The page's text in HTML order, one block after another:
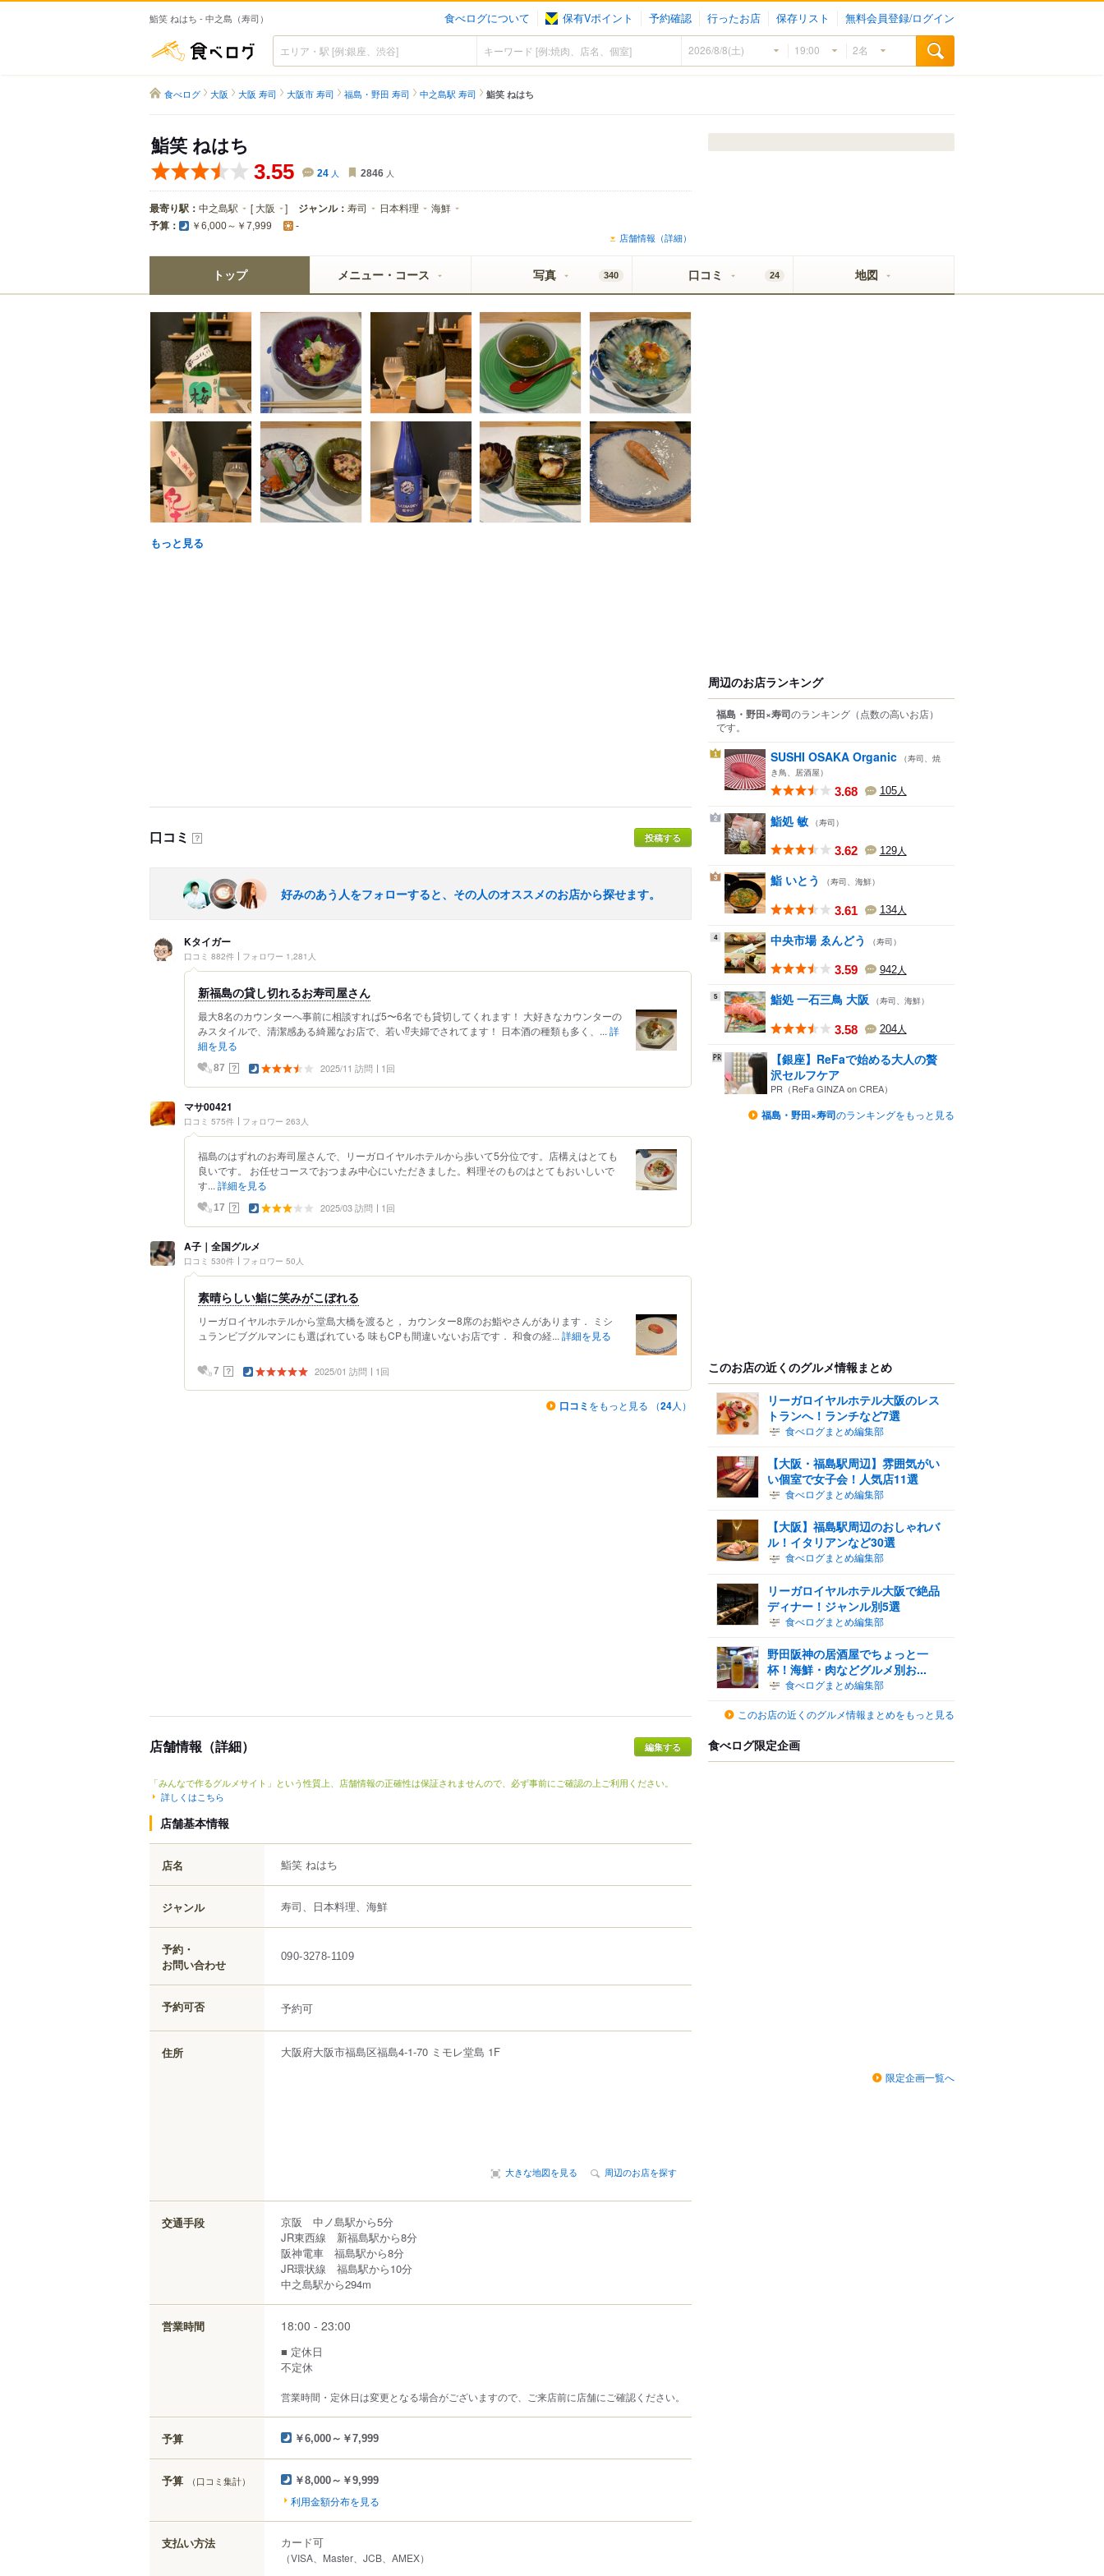
鮨笑 ねはち - 中之島（寿司） 食べログについて 保有Vポイント 予約確認 行ったお店 保存リスト 無料会員登録/ログイン
食べログ
食べログ 大阪 大阪 寿司 大阪市 寿司 福島・野田 寿司 中之島駅 寿司 鮨笑 ねはち
鮨笑 ねはち
3.55 24 人 2846 人
最寄り駅： 中之島駅 [ 大阪 ] ジャンル： 寿司 日本料理 海鮮
予算： ￥6,000～￥7,999 -
店舗情報（詳細）
トップ メニュー・コース 写真 340 口コミ 24 地図
もっと見る
口コミ ？ 投稿する
好みのあう人をフォローすると、その人のオススメのお店から探せます。
Kタイガー
口コミ 882件 フォロワー 1,281人
新福島の貸し切れるお寿司屋さん
最大8名のカウンターへ事前に相談すれば5〜6名でも貸切してくれます！ 大好きなカウンターの
みスタイルで、清潔感ある綺麗なお店で、若い⁉︎夫婦でされてます！ 日本酒の種類も多く、... 詳
細を見る
87 ？ 2025/11 訪問 1回
マサ00421
口コミ 575件 フォロワー 263人
福島のはずれのお寿司屋さんで、リーガロイヤルホテルから歩いて5分位です。店構えはとても
良いです。 お任せコースでおつまみ中心にいただきました。料理そのものはとてもおいしいで
す... 詳細を見る
17 ？ 2025/03 訪問 1回
A子｜全国グルメ
口コミ 530件 フォロワー 50人
素晴らしい鮨に笑みがこぼれる
リーガロイヤルホテルから堂島大橋を渡ると， カウンター8席のお鮨やさんがあります． ミシ
ュランビブグルマンにも選ばれている 味もCPも間違いないお店です． 和食の経... 詳細を見る
7 ？ 2025/01 訪問 1回
口コミ をもっと見る （24人）
店舗情報（詳細）
「みんなで作るグルメサイト」という性質上、店舗情報の正確性は保証されませんので、必ず事前にご確認の上ご利用ください。
詳しくはこちら
店舗基本情報
店名 鮨笑 ねはち
ジャンル 寿司、日本料理、海鮮
予約・
お問い合わせ
090-3278-1109
予約可否 予約可
住所 大阪府大阪市福島区福島4-1‐70 ミモレ堂島 1F
大きな地図を見る 周辺のお店を探す
交通手段
京阪 中ノ島駅から5分
JR東西線 新福島駅から8分
阪神電車 福島駅から8分
JR環状線 福島駅から10分
中之島駅から294m
営業時間 18:00 - 23:00
■ 定休日
不定休
営業時間・定休日は変更となる場合がございますので、ご来店前に店舗にご確認ください。
予算 ￥6,000～￥7,999
予算 （口コミ集計） ￥8,000～￥9,999
利用金額分布を見る
支払い方法 カード可
（VISA、Master、JCB、AMEX）
周辺のお店ランキング
福島・野田×寿司のランキング （点数の高いお店）
です。
1 SUSHI OSAKA Organic （寿司、焼
き鳥、居酒屋）
3.68 105人
2 鮨処 敏 （寿司）
3.62 129人
3 鮨 いとう （寿司、海鮮）
3.61 134人
4 中央市場 ゑんどう （寿司）
3.59 942人
5 鮨処 一石三鳥 大阪 （寿司、海鮮）
3.58 204人
【銀座】ReFaで始める大人の贅
沢セルフケア
PR（ReFa GINZA on CREA）
福島・野田×寿司のランキングをもっと見る
このお店の近くのグルメ情報まとめ
リーガロイヤルホテル大阪のレス
トランへ！ランチなど7選
食べログまとめ編集部
【大阪・福島駅周辺】雰囲気がい
い個室で女子会！人気店11選
食べログまとめ編集部
【大阪】福島駅周辺のおしゃれバ
ル！イタリアンなど30選
食べログまとめ編集部
リーガロイヤルホテル大阪で絶品
ディナー！ジャンル別5選
食べログまとめ編集部
野田阪神の居酒屋でちょっと一
杯！海鮮・肉などグルメ別お...
食べログまとめ編集部
このお店の近くのグルメ情報まとめをもっと見る
食べログ限定企画
限定企画一覧へ